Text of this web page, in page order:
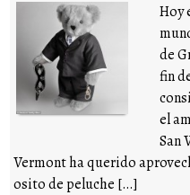
Hoy
de
fin
el
San
Vermont ha querido
osito de peluche […]